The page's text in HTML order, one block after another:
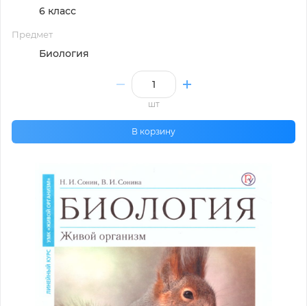
6 класс
Предмет
Биология
шт
В корзину